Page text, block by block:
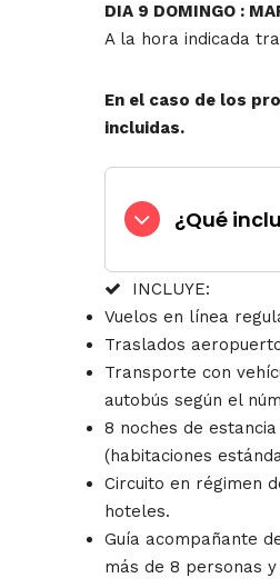
DIA 9 DOMINGO :
A la hora indicada
En el caso de los
incluidas.
¿Qué
INCLUYE:
Vuelos en línea
Traslados
Transporte con
autobús según el
8 noches de
(habitaciones
Circuito en régimen
hoteles.
Guía acompañante
más de 8 personas